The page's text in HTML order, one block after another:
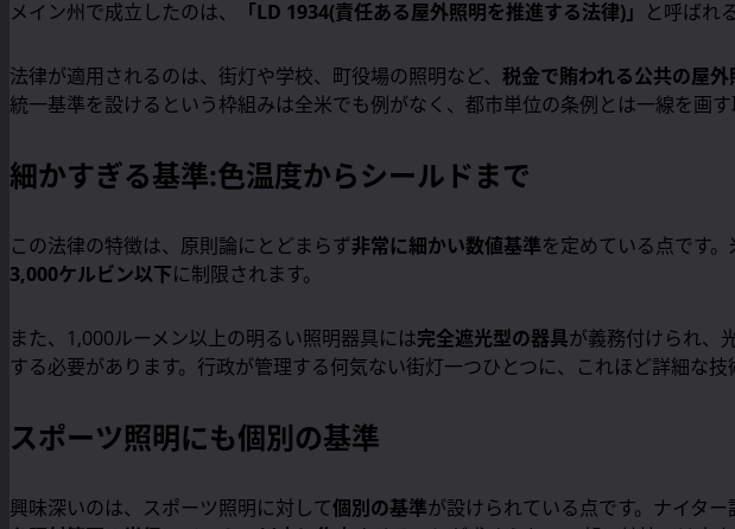
メイン州で成立したのは、 「LD 1934(責任ある屋外照明を推進する法律)」 と呼ばれ
法律が適用されるのは、街灯や学校、町役場の照明など、 税金で賄われる公共の屋外
統一基準を設けるという枠組みは全米でも例がなく、都市単位の条例とは一線を画す
細かすぎる基準:色温度からシールドまで
この法律の特徴は、原則論にとどまらず非常に細かい数値基準を定めている点です
3,000ケルビン以下に制限されます。
また、1,000ルーメン以上の明るい照明器具には完全遮光型の器具が義務付けられ、
する必要があります。行政が管理する何気ない街灯一つひとつに、これほど詳細な
スポーツ照明にも個別の基準
興味深いのは、スポーツ照明に対して個別の基準が設けられている点です。ナイタ